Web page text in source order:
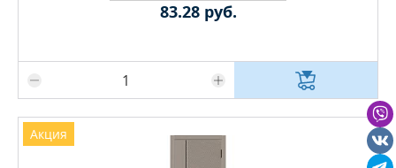
83.28 руб.
Акция